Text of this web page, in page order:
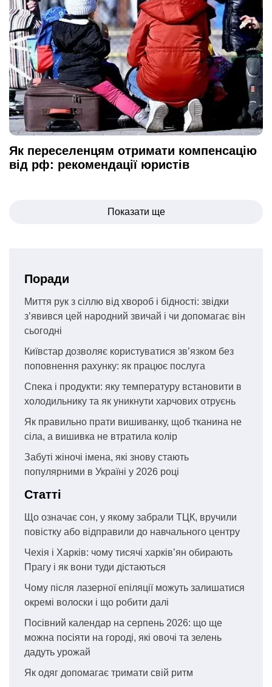
Як переселенцям отримати компенсацію
від рф: рекомендації юристів
Показати ще
Поради
Миття рук з сіллю від хвороб і бідності: звідки
з’явився цей народний звичай і чи допомагає він
сьогодні
Київстар дозволяє користуватися зв’язком без
поповнення рахунку: як працює послуга
Спека і продукти: яку температуру встановити в
холодильнику та як уникнути харчових отруєнь
Як правильно прати вишиванку, щоб тканина не
сіла, а вишивка не втратила колір
Забуті жіночі імена, які знову стають
популярними в Україні у 2026 році
Статті
Що означає сон, у якому забрали ТЦК, вручили
повістку або відправили до навчального центру
Чехія і Харків: чому тисячі харків’ян обирають
Прагу і як вони туди дістаються
Чому після лазерної епіляції можуть залишатися
окремі волоски і що робити далі
Посівний календар на серпень 2026: що ще
можна посіяти на городі, які овочі та зелень
дадуть урожай
Як одяг допомагає тримати свій ритм